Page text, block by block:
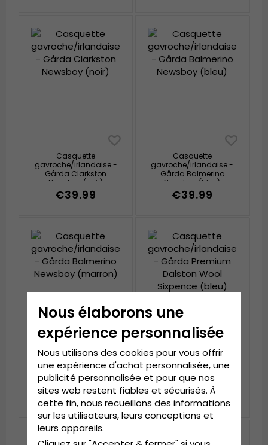
Casquette
gavroche/irlandaise -
Gårda Clarkston
Newsboy (noir)
€39.99
Casquette
gavroche/irlandaise -
Gårda Balmerino
Newsboy (bleu)
€39.99
Casquette
gavroche/irlandaise -
Gårda Balmerino
Newsboy (marron)
€39.99
Casquette
gavroche/irlandaise -
Gårda Premium Dalston
Wool Sixpence (bleu)
€79.99
Nous élaborons une
expérience personnalisée
Nous utilisons des cookies pour vous offrir
une expérience d'achat personnalisée, une
publicité personnalisée et pour que nos
sites web restent fiables et sécurisés. À
cette fin, nous recueillons des informations
sur les utilisateurs, leurs conceptions et
leurs appareils.